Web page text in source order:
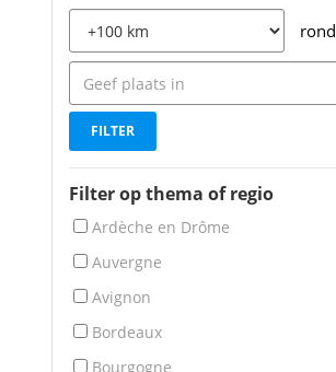
rond
Filter op thema of regio
Ardèche en Drôme
Auvergne
Avignon
Bordeaux
Bourgogne